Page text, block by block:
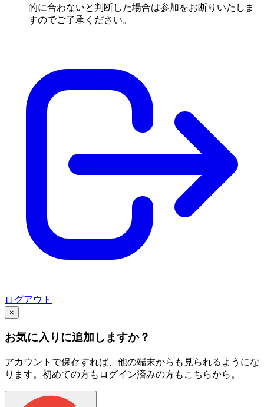
的に合わないと判断した場合は参加をお断りいたしま
すのでご了承ください。
ログアウト
×
お気に入りに追加しますか？
アカウントで保存すれば、他の端末からも見られるようにな
ります。初めての方もログイン済みの方もこちらから。